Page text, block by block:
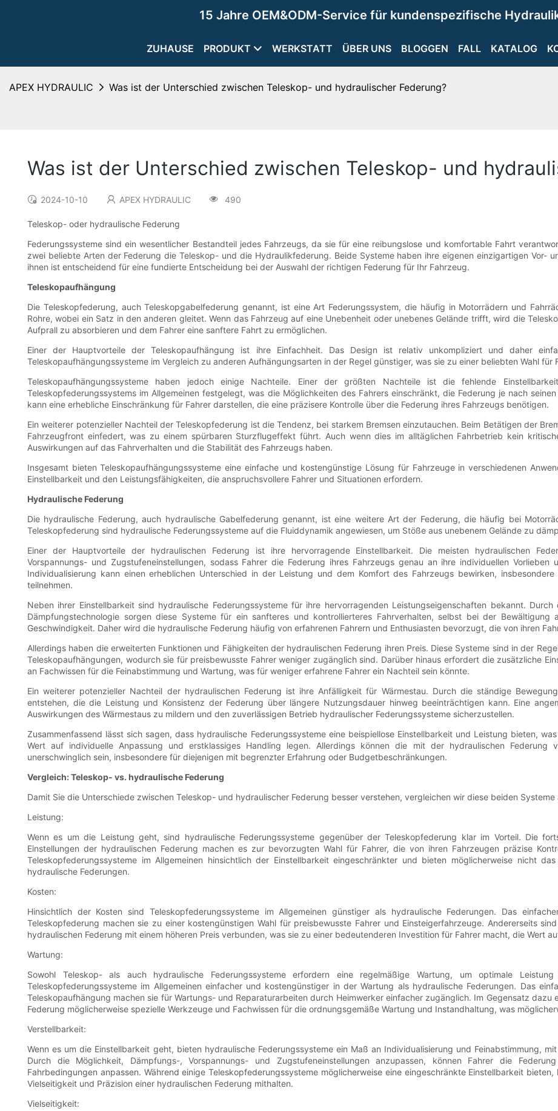
15 Jahre OEM&ODM-Service für kundenspezifische
ZUHAUSE PRODUKT WERKSTATT ÜBER UNS BLOGGEN FALL KATALOG
APEX HYDRAULIC Was ist der Unterschied zwischen Teleskop- und hydraulischer Federung?
Was ist der Unterschied zwischen Teleskop- und
2024-10-10 APEX HYDRAULIC 490
Teleskop- oder hydraulische Federung
Federungssysteme sind ein wesentlicher Bestandteil jedes Fahrzeugs, da sie für eine reibungslose und komfortable Fahrt
zwei beliebte Arten der Federung die Teleskop- und die Hydraulikfederung. Beide Systeme haben ihre eigenen einzigartigen Vor-
ihnen ist entscheidend für eine fundierte Entscheidung bei der Auswahl der richtigen Federung für Ihr Fahrzeug.
Teleskopaufhängung
Die Teleskopfederung, auch Teleskopgabelfederung genannt, ist eine Art Federungssystem, die häufig in Motorrädern und
Rohre, wobei ein Satz in den anderen gleitet. Wenn das Fahrzeug auf eine Unebenheit oder unebenes Gelände trifft, wird die
Aufprall zu absorbieren und dem Fahrer eine sanftere Fahrt zu ermöglichen.
Einer der Hauptvorteile der Teleskopaufhängung ist ihre Einfachheit. Das Design ist relativ unkompliziert und daher
Teleskopaufhängungssysteme im Vergleich zu anderen Aufhängungsarten in der Regel günstiger, was sie zu einer beliebten Wahl
Teleskopaufhängungssysteme haben jedoch einige Nachteile. Einer der größten Nachteile ist die fehlende
Teleskopfederungssystems im Allgemeinen festgelegt, was die Möglichkeiten des Fahrers einschränkt, die Federung je nach
kann eine erhebliche Einschränkung für Fahrer darstellen, die eine präzisere Kontrolle über die Federung ihres Fahrzeugs benötigen.
Ein weiterer potenzieller Nachteil der Teleskopfederung ist die Tendenz, bei starkem Bremsen einzutauchen. Beim Betätigen der
Fahrzeugfront einfedert, was zu einem spürbaren Sturzflugeffekt führt. Auch wenn dies im alltäglichen Fahrbetrieb kein
Auswirkungen auf das Fahrverhalten und die Stabilität des Fahrzeugs haben.
Insgesamt bieten Teleskopaufhängungssysteme eine einfache und kostengünstige Lösung für Fahrzeuge in verschiedenen
Einstellbarkeit und den Leistungsfähigkeiten, die anspruchsvollere Fahrer und Situationen erfordern.
Hydraulische Federung
Die hydraulische Federung, auch hydraulische Gabelfederung genannt, ist eine weitere Art der Federung, die häufig bei
Teleskopfederung sind hydraulische Federungssysteme auf die Fluiddynamik angewiesen, um Stöße aus unebenem Gelände zu
Einer der Hauptvorteile der hydraulischen Federung ist ihre hervorragende Einstellbarkeit. Die meisten hydraulischen
Vorspannungs- und Zugstufeneinstellungen, sodass Fahrer die Federung ihres Fahrzeugs genau an ihre individuellen
Individualisierung kann einen erheblichen Unterschied in der Leistung und dem Komfort des Fahrzeugs bewirken,
teilnehmen.
Neben ihrer Einstellbarkeit sind hydraulische Federungssysteme für ihre hervorragenden Leistungseigenschaften bekannt.
Dämpfungstechnologie sorgen diese Systeme für ein sanfteres und kontrollierteres Fahrverhalten, selbst bei der Bewältigung
Geschwindigkeit. Daher wird die hydraulische Federung häufig von erfahrenen Fahrern und Enthusiasten bevorzugt, die von ihren
Allerdings haben die erweiterten Funktionen und Fähigkeiten der hydraulischen Federung ihren Preis. Diese Systeme sind in der
Teleskopaufhängungen, wodurch sie für preisbewusste Fahrer weniger zugänglich sind. Darüber hinaus erfordert die zusätzliche
an Fachwissen für die Feinabstimmung und Wartung, was für weniger erfahrene Fahrer ein Nachteil sein könnte.
Ein weiterer potenzieller Nachteil der hydraulischen Federung ist ihre Anfälligkeit für Wärmestau. Durch die ständige
entstehen, die die Leistung und Konsistenz der Federung über längere Nutzungsdauer hinweg beeinträchtigen kann. Eine
Auswirkungen des Wärmestaus zu mildern und den zuverlässigen Betrieb hydraulischer Federungssysteme sicherzustellen.
Zusammenfassend lässt sich sagen, dass hydraulische Federungssysteme eine beispiellose Einstellbarkeit und Leistung bieten,
Wert auf individuelle Anpassung und erstklassiges Handling legen. Allerdings können die mit der hydraulischen Federung
unerschwinglich sein, insbesondere für diejenigen mit begrenzter Erfahrung oder Budgetbeschränkungen.
Vergleich: Teleskop- vs. hydraulische Federung
Damit Sie die Unterschiede zwischen Teleskop- und hydraulischer Federung besser verstehen, vergleichen wir diese beiden
Leistung:
Wenn es um die Leistung geht, sind hydraulische Federungssysteme gegenüber der Teleskopfederung klar im Vorteil. Die
Einstellungen der hydraulischen Federung machen es zur bevorzugten Wahl für Fahrer, die von ihren Fahrzeugen präzise
Teleskopfederungssysteme im Allgemeinen hinsichtlich der Einstellbarkeit eingeschränkter und bieten möglicherweise nicht
hydraulische Federungen.
Kosten:
Hinsichtlich der Kosten sind Teleskopfederungssysteme im Allgemeinen günstiger als hydraulische Federungen. Das
Teleskopfederung machen sie zu einer kostengünstigen Wahl für preisbewusste Fahrer und Einsteigerfahrzeuge. Andererseits
hydraulischen Federung mit einem höheren Preis verbunden, was sie zu einer bedeutenderen Investition für Fahrer macht, die Wert
Wartung:
Sowohl Teleskop- als auch hydraulische Federungssysteme erfordern eine regelmäßige Wartung, um optimale
Teleskopfederungssysteme im Allgemeinen einfacher und kostengünstiger in der Wartung als hydraulische Federungen. Das
Teleskopaufhängung machen sie für Wartungs- und Reparaturarbeiten durch Heimwerker einfacher zugänglich. Im Gegensatz
Federung möglicherweise spezielle Werkzeuge und Fachwissen für die ordnungsgemäße Wartung und Instandhaltung, was
Verstellbarkeit:
Wenn es um die Einstellbarkeit geht, bieten hydraulische Federungssysteme ein Maß an Individualisierung und Feinabstimmung,
Durch die Möglichkeit, Dämpfungs-, Vorspannungs- und Zugstufeneinstellungen anzupassen, können Fahrer die
Fahrbedingungen anpassen. Während einige Teleskopfederungssysteme möglicherweise eine eingeschränkte Einstellbarkeit
Vielseitigkeit und Präzision einer hydraulischen Federung mithalten.
Vielseitigkeit: